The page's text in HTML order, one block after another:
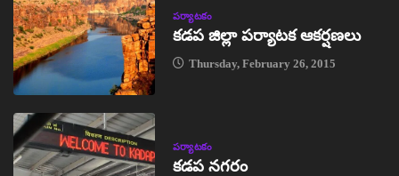
పర్యాటకం
కడప జిల్లా పర్యాటక ఆకర్షణలు
Thursday, February 26, 2015
పర్యాటకం
కడప నగరం